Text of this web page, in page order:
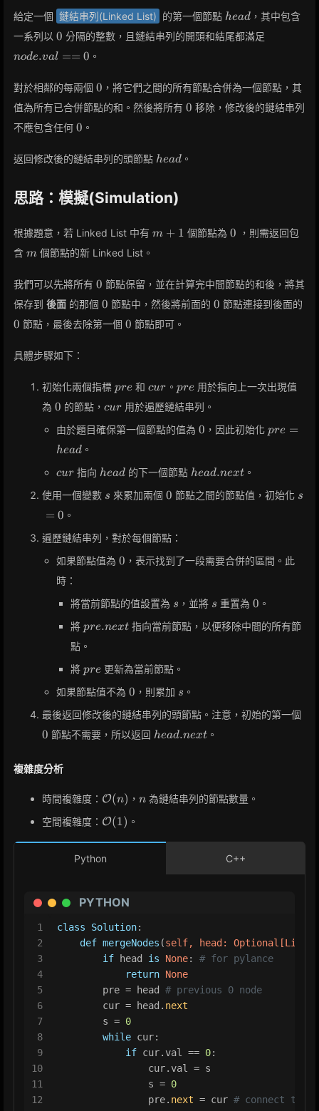
給定一個 鏈結串列(Linked List) 的第一個節點 head
head ，其中包含
一系列以 0
0 分隔的整數，且鏈結串列的開頭和結尾都滿足
node.val == 0 。
對於相鄰的每兩個 0
0 ，將它們之間的所有節點合併為一個節點，其
值為所有已合併節點的和。然後將所有 0
0 移除，修改後的鏈結串列
不應包含任何 0
0 。
返回修改後的鏈結串列的頭節點 head
head 。
思路：模擬(Simulation)
根據題意，若 Linked List 中有 m
m + 1 個節點為 0
0 ，則需返回包
含 m
m 個節點的新 Linked List。
我們可以先將所有 0
0 節點保留，並在計算完中間節點的和後，將其
保存到 後面 的那個 0
0 節點中，然後將前面的 0
0 節點連接到後面的
0 節點，最後去除第一個 0
0 節點即可。
具體步驟如下：
初始化兩個指標 pre
pre 和cur
cur 。 pre
pre 用於指向上一次出現值
為 0
0 的節點， cur
cur 用於遍歷鏈結串列。
由於題目確保第一個節點的值為 0
0 ，因此初始化 pre
pre =
head 。
cur
cur 指向 head
head 的下一個節點 head.next
head.next 。
使用一個變數 s
s 來累加兩個 0
0 節點之間的節點值，初始化 s
s
= 0 。
遍歷鏈結串列，對於每個節點：
如果節點值為 0
0 ，表示找到了一段需要合併的區間。此
時：
將當前節點的值設置為 s
s ，並將 s
s 重置為 0
0 。
將 pre.next
pre.next 指向當前節點，以便移除中間的所有節
點。
將 pre
pre 更新為當前節點。
如果節點值不為 0
0 ，則累加 s
s 。
最後返回修改後的鏈結串列的頭節點。注意，初始的第一個
0 節點不需要，所以返回 head.next
head.next 。
複雜度分析
時間複雜度： \mathcal{O}
O(n) ，n
n 為鏈結串列的節點數量。
空間複雜度： \mathcal{O}
O(1) 。
Python C++
PYTHON
1
2
3
4
5
6
7
8
9
10
11
12
class Solution:
def mergeNodes (self, head: Optional
if head is None: # for pylance
return None
        pre = head
# previous 0 node
        cur = head.
next
        s =
0
while cur:
if cur.val == 0:
                cur.val = s
                s =
0
                pre.
next = cur # connect the